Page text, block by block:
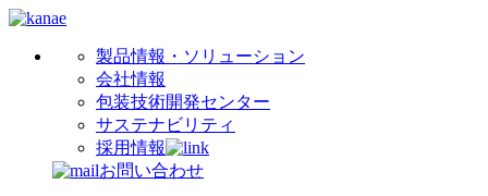
製品情報・ソリューション
会社情報
包装技術開発センター
サステナビリティ
採用情報
お問い合わせ